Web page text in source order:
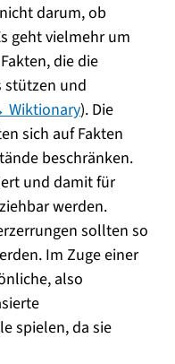
darum, ob
geht vielmehr um
die die
stützen und
Wiktionary). Die
sich auf Fakten
beschränken.
und damit für
werden.
sollten so
Im Zuge einer
also
spielen, da sie